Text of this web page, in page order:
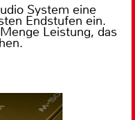
System eine
Endstufen ein.
Leistung, das